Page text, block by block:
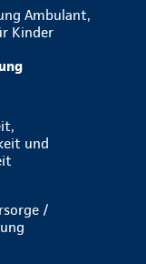
Ambulant,
Kinder
und
/